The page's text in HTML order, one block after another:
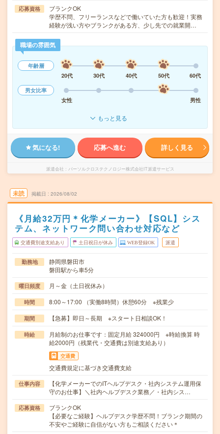
応募資格
ブランクOK
学歴不問、フリーランスなどで働いていた方も歓迎！実務
経験が浅い方やブランクがある方、少し先での就業開…
職場の雰囲気
年齢層
20代
30代 40代 50代
60代
男女比率
女性
男性
もっと見る
気になる! 応募へ進む 詳しく見る
派遣会社 パーソルクロステクノロジー株式会社IT派遣サービス
未読 掲載日 2026/08/02
《月給32万円＊化学メーカー》【SQL】シス
テム、ネットワーク問い合わせ対応など
交通費別途支給あり 土日祝日が休み WEB登録OK 派遣
勤務地
静岡県磐田市
磐田駅から車5分
曜日頻度 月～金（土日祝休み）
時間 8:00～17:00 （実働8時間）休憩60分 ※残業少
期間 【急募】即日～長期 ※スタート日相談OK！
時給
月給制のお仕事です：固定月給 324000円 ※時給換算 時
給2000円（残業代・交通費は別途支給あり）
交通費
交通費規定に基づき交通費支給
仕事内容
【化学メーカーでのITヘルプデスク・社内システム運用保
守のお仕事】＼社内ヘルプデスク業務／・社内シス…
応募資格
ブランクOK
【必要なご経験】ヘルプデスク学歴不問！ブランク期間の
不安やご経験に自信がない方もご相談ください＊